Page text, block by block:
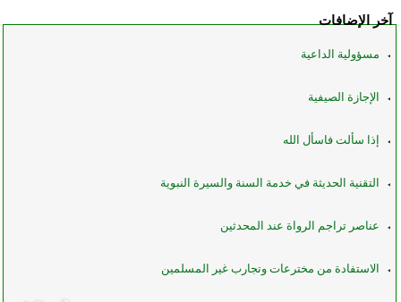
آخر الإضافات
مسؤولية الداعية
الإجازة الصيفية
إذا سألت فاسأل الله
التقنية الحديثة في خدمة السنة والسيرة النبوية
عناصر تراجم الرواة عند المحدثين
الاستفادة من مخترعات وتجارب غير المسلمين